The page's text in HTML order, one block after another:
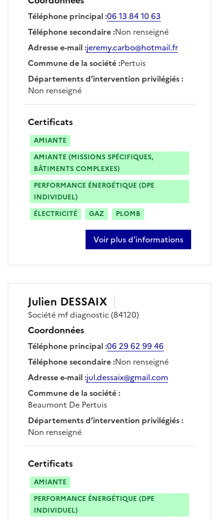
Téléphone principal:06 13 84 10 63
Téléphone secondaire:Non renseigné
Adresse e-mail:jeremy.carbo@hotmail.fr
Commune de la société:Pertuis
Départements d’intervention privilégiés:
Non renseigné
Certificats
AMIANTE
AMIANTE (MISSIONS SPÉCIFIQUES,
BÂTIMENTS COMPLEXES)
PERFORMANCE ÉNERGÉTIQUE (DPE
INDIVIDUEL)
ÉLECTRICITÉ
GAZ PLOMB
Voir plus d’informations
sur jeremy carbo
Julien DESSAIX
Société mf diagnostic(84120)
Coordonnées
Téléphone principal:06 29 62 99 46
Téléphone secondaire:Non renseigné
Adresse e-mail:jul.dessaix@gmail.com
Commune de la société:
Beaumont De Pertuis
Départements d’intervention privilégiés:
Non renseigné
Certificats
AMIANTE
PERFORMANCE ÉNERGÉTIQUE (DPE
INDIVIDUEL)